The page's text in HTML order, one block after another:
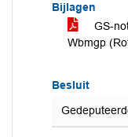
Bijlagen
GS-
Wbmgp
Besluit